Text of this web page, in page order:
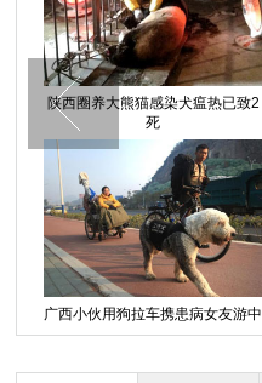
陕西圈养大熊猫感染犬瘟热已致2
死
广西小伙用狗拉车携患病女友游中
国